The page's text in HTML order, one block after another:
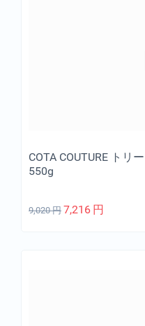
COTA COUTURE ト
550g
9,020 円 7,216 円